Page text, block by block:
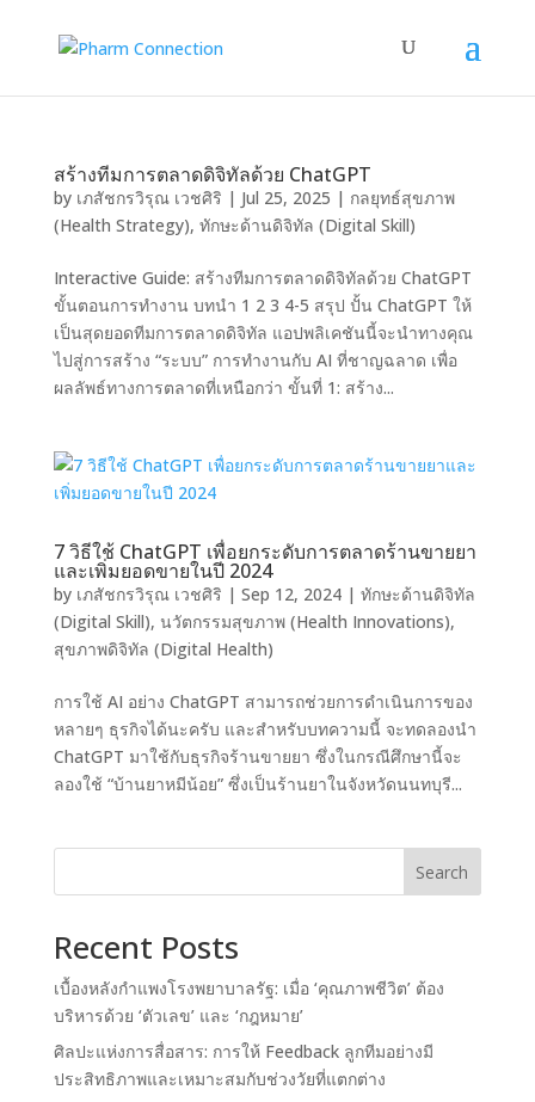
สร้างทีมการตลาดดิจิทัลด้วย ChatGPT
by เภสัชกรวิรุณ เวชศิริ | Jul 25, 2025 | กลยุทธ์สุขภาพ
(Health Strategy), ทักษะด้านดิจิทัล (Digital Skill)
Interactive Guide: สร้างทีมการตลาดดิจิทัลด้วย ChatGPT
ขั้นตอนการทำงาน บทนำ 1 2 3 4-5 สรุป ปั้น ChatGPT ให้
เป็นสุดยอดทีมการตลาดดิจิทัล แอปพลิเคชันนี้จะนำทางคุณ
ไปสู่การสร้าง “ระบบ” การทำงานกับ AI ที่ชาญฉลาด เพื่อ
ผลลัพธ์ทางการตลาดที่เหนือกว่า ขั้นที่ 1: สร้าง...
7 วิธีใช้ ChatGPT เพื่อยกระดับการตลาดร้านขายยา
และเพิ่มยอดขายในปี 2024
by เภสัชกรวิรุณ เวชศิริ | Sep 12, 2024| ทักษะด้านดิจิทัล
(Digital Skill), นวัตกรรมสุขภาพ (Health Innovations),
สุขภาพดิจิทัล (Digital Health)
การใช้ AI อย่าง ChatGPT สามารถช่วยการดำเนินการของ
หลายๆ ธุรกิจได้นะครับ และสำหรับบทความนี้ จะทดลองนำ
ChatGPT มาใช้กับธุรกิจร้านขายยา ซึ่งในกรณีศึกษานี้จะ
ลองใช้ “บ้านยาหมีน้อย” ซึ่งเป็นร้านยาในจังหวัดนนทบุรี...
Search
Recent Posts
เบื้องหลังกำแพงโรงพยาบาลรัฐ: เมื่อ ‘คุณภาพชีวิต’ ต้อง
บริหารด้วย ‘ตัวเลข’ และ ‘กฎหมาย’
ศิลปะแห่งการสื่อสาร: การให้ Feedback ลูกทีมอย่างมี
ประสิทธิภาพและเหมาะสมกับช่วงวัยที่แตกต่าง